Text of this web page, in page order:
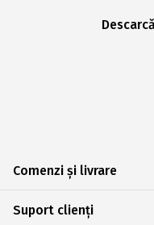
Comenzi și livrare
Suport clienți